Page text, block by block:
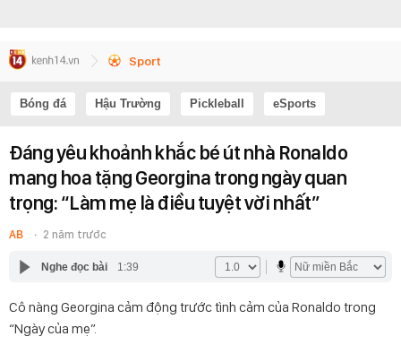
Sport
Bóng đá Hậu Trường Pickleball eSports
Đáng yêu khoảnh khắc bé út nhà Ronaldo
mang hoa tặng Georgina trong ngày quan
trọng: “Làm mẹ là điều tuyệt vời nhất”
AB 2 năm trước
Nghe đọc bài 1:39
Cô nàng Georgina cảm động trước tình cảm của Ronaldo trong
“Ngày của mẹ”.